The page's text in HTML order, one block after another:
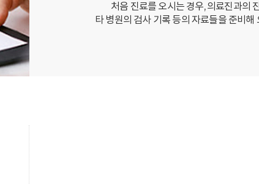
처음 진료를 오시는 경우, 의료진과의
타 병원의 검사 기록 등의 자료들을 준비해